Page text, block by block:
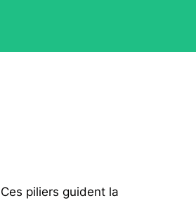
piliers guident la